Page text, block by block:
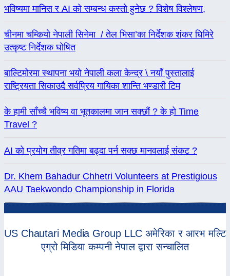
भविष्यमा मानिस र AI को सम्बन्ध कस्तो हुनेछ ? विशेष विश्लेषण,
चीनमा चम्कियो नेपाली सिनेमा / तेल भिसा’का निर्देशक शंकर घिमिरे
उत्कृष्ट निर्देशक घोषित
बाल्टिमोरमा स्थापना भयो नेपाली कला केन्द्र \ नयाँ पुस्तालाई
राष्ट्रियता सिकाउदै सर्वप्रिय गायिका शान्ति भण्डारी टिम
के हामी साँच्चै भविष्य वा भूतकालमा जान सक्छौं ? के हो Time
Travel ?
AI को प्रयोग तीव्र गतिमा बढ्दा पर्न सक्छ मानवलाई संकट ?
Dr. Khem Bahadur Chhetri Volunteers at Prestigious
AAU Taekwondo Championship in Florida
US Chautari Media Group LLC अमेरिका र आरभ मल्टि
एग्रो मिडिया कम्पनी नेपाल द्वारा सन्चालित